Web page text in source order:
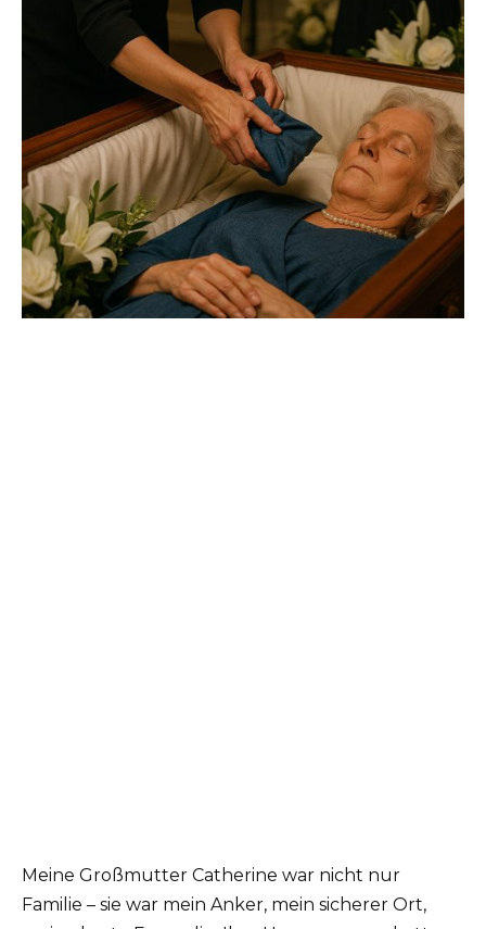
Meine Großmutter Catherine war nicht nur
Familie – sie war mein Anker, mein sicherer Ort,